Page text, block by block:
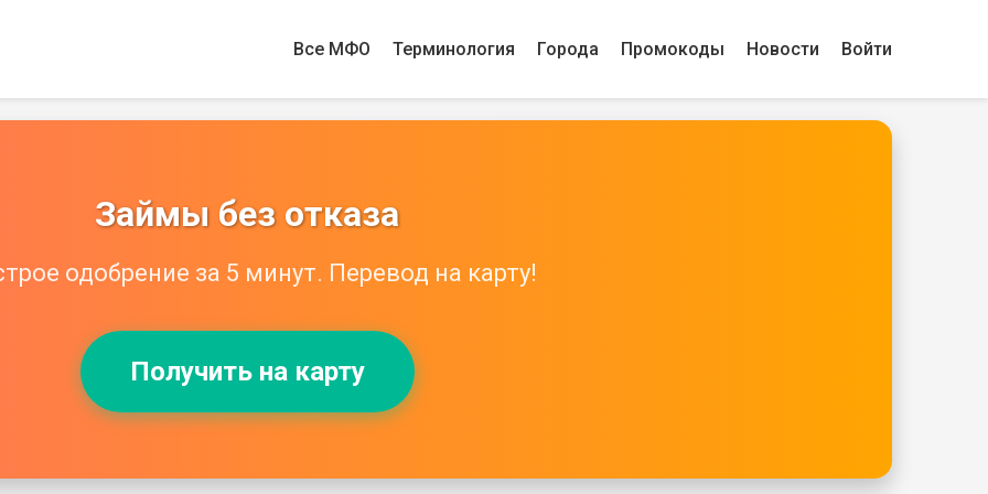
Все МФО Терминология Города Промокоды Новости Войти
Займы без отказа
одобрение за 5 минут. Перевод на карту!
Получить на карту